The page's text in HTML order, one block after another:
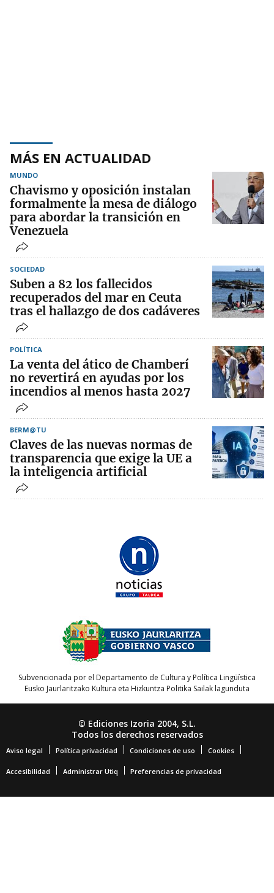
MÁS EN ACTUALIDAD
MUNDO
Chavismo y oposición instalan
formalmente la mesa de diálogo
para abordar la transición en
Venezuela
SOCIEDAD
Suben a 82 los fallecidos
recuperados del mar en Ceuta
tras el hallazgo de dos cadáveres
POLÍTICA
La venta del ático de Chamberí
no revertirá en ayudas por los
incendios al menos hasta 2027
BERM@TU
Claves de las nuevas normas de
transparencia que exige la UE a
la inteligencia artificial
Subvencionada por el Departamento de Cultura y Política Lingüística
Eusko Jaurlaritzako Kultura eta Hizkuntza Politika Sailak lagunduta
© Ediciones Izoria 2004, S.L.
Todos los derechos reservados
Aviso legal Política privacidad Condiciones de uso Cookies
Accesibilidad Administrar Utiq Preferencias de privacidad